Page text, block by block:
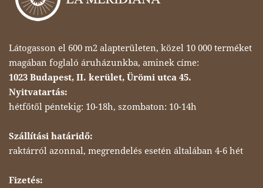
Látogasson el 600 m2 alapterületen, közel 10 000 terméket
magában foglaló áruházunkba, aminek címe:
1023 Budapest, II. kerület, Ürömi utca 45.
Nyitvatartás:
hétfőtől péntekig: 10-18h, szombaton: 10-14h
Szállítási határidő:
raktárról azonnal, megrendelés esetén általában 4-6 hét
Fizetés: